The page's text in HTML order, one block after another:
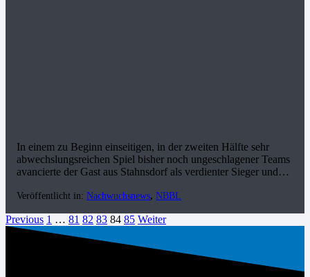
In einem zu Beginn einseitigen, in der zweiten Hälfte sehr
abwechslungsreichen Spiel bisher noch ungeschlagener Teams
avancierte der Gast aus Stahnsdorf als verdienter Sieger und…
Veröffentlicht in: Nachwuchsnews, NBBL
Previous 1 … 81 82 83 84 85 Weiter